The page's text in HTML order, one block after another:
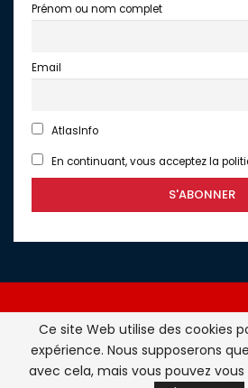
Prénom ou nom complet
Email
AtlasInfo
En continuant, vous acceptez la
Atlasinfo.fr : l'essentiel de
Maghreb © Tous Droits
Ce site Web utilise des cookies
expérience. Nous supposerons
avec cela, mais vous pouvez vous